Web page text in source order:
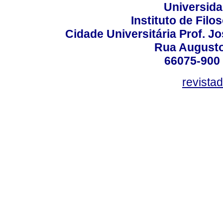
Instituto de
Cidade Universitária Prof.
Rua
66075-